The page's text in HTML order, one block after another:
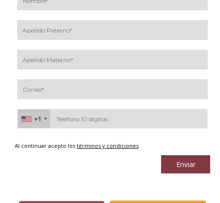
+1
+1
Al continuar acepto los términos y condiciones
Enviar